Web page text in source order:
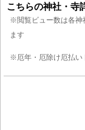
こちらの神社・寺
※閲覧ビュー数は各神
ます
※厄年・厄除け厄払い